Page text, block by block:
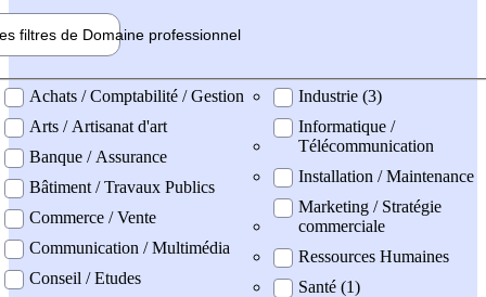
filtres de Domaine professionnel
professionel
Achats / Comptabilité / Gestion
Arts / Artisanat d'art
Banque / Assurance
Bâtiment / Travaux Publics
Commerce / Vente
Communication / Multimédia
Conseil / Etudes
Industrie (3)
Informatique /
Télécommunication
Installation / Maintenance
Marketing / Stratégie
commerciale
Ressources Humaines
Santé (1)